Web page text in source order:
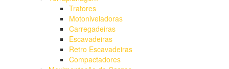
Tratores
Motoniveladoras
Carregadeiras
Escavadeiras
Retro Escavadeiras
Compactadores